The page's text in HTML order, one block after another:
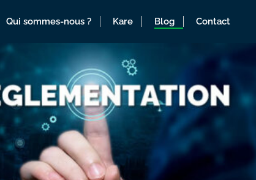
Qui sommes-nous ? Kare Blog Contact